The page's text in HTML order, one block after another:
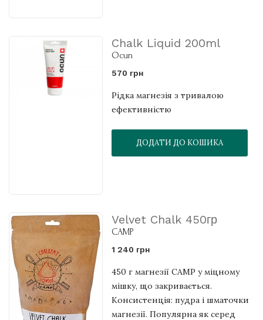
Chalk Liquid 200ml
Ocun
570 грн
Рідка магнезія з тривалою
ефективністю
ДОДАТИ ДО КОШИКА
Velvet Chalk 450гр
CAMP
1 240 грн
450 г магнезії CAMP у міцному
мішку, що закривається.
Консистенція: пудра і шматочки
магнезії. Популярна як серед